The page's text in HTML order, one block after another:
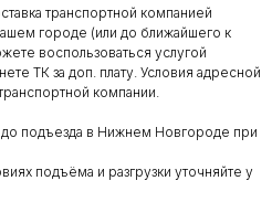
транспортной компанией
городе (или до ближайшего к
воспользоваться услугой
ТК за доп. плату. Условия адресной
компании.
до подъезда в Нижнем Новгороде при
подъёма и разгрузки уточняйте у